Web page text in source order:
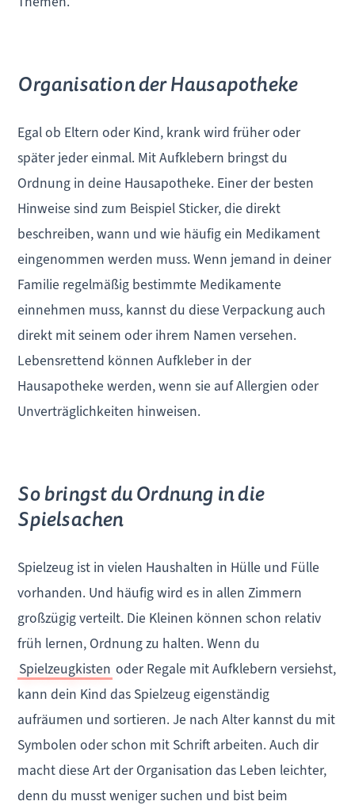
Organisation der Hausapotheke
Egal ob Eltern oder Kind, krank wird früher oder
später jeder einmal. Mit Aufklebern bringst du
Ordnung in deine Hausapotheke. Einer der besten
Hinweise sind zum Beispiel Sticker, die direkt
beschreiben, wann und wie häufig ein Medikament
eingenommen werden muss. Wenn jemand in deiner
Familie regelmäßig bestimmte Medikamente
einnehmen muss, kannst du diese Verpackung auch
direkt mit seinem oder ihrem Namen versehen.
Lebensrettend können Aufkleber in der
Hausapotheke werden, wenn sie auf Allergien oder
Unverträglichkeiten hinweisen.
So bringst du Ordnung in die
Spielsachen
Spielzeug ist in vielen Haushalten in Hülle und Fülle
vorhanden. Und häufig wird es in allen Zimmern
großzügig verteilt. Die Kleinen können schon relativ
früh lernen, Ordnung zu halten. Wenn du
Spielzeugkisten oder Regale mit Aufklebern versiehst,
kann dein Kind das Spielzeug eigenständig
aufräumen und sortieren. Je nach Alter kannst du mit
Symbolen oder schon mit Schrift arbeiten. Auch dir
macht diese Art der Organisation das Leben leichter,
denn du musst weniger suchen und bist beim